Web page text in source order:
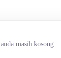
masih kosong